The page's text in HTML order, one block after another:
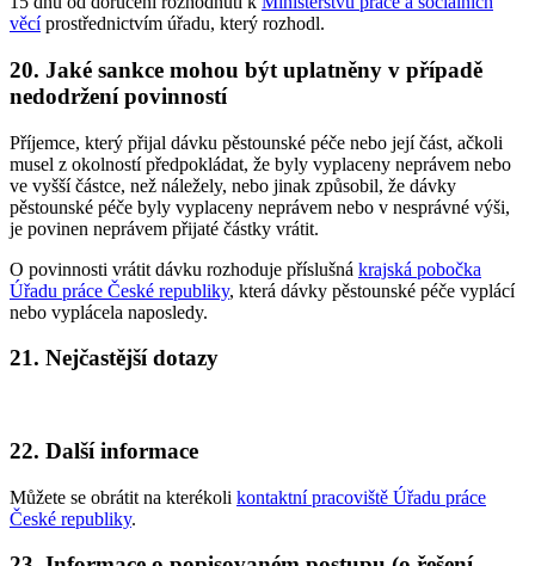
věcíprostřednictvím úřadu, který rozhodl.
20. Jaké sankce mohou být uplatněny v případě
nedodržení povinností
Příjemce, který přijal dávku pěstounské péče nebo její část, ačkoli
musel z okolností předpokládat, že byly vyplaceny neprávem nebo
ve vyšší částce, než náležely, nebo jinak způsobil, že dávky
pěstounské péče byly vyplaceny neprávem nebo v nesprávné výši,
je povinen neprávem přijaté částky vrátit.
O povinnosti vrátit dávku rozhoduje příslušná krajská pobočka
Úřadu práce České republiky, která dávky pěstounské péče vyplácí
nebo vyplácela naposledy.
21. Nejčastější dotazy
22. Další informace
Můžete se obrátit na kterékoli kontaktní pracoviště Úřadu práce
České republiky.